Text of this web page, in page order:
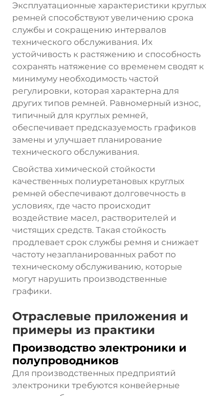
Эксплуатационные характеристики круглых
ремней способствуют увеличению срока
службы и сокращению интервалов
технического обслуживания. Их
устойчивость к растяжению и способность
сохранять натяжение со временем сводят к
минимуму необходимость частой
регулировки, которая характерна для
других типов ремней. Равномерный износ,
типичный для круглых ремней,
обеспечивает предсказуемость графиков
замены и улучшает планирование
технического обслуживания.
Свойства химической стойкости
качественных полиуретановых круглых
ремней обеспечивают долговечность в
условиях, где часто происходит
воздействие масел, растворителей и
чистящих средств. Такая стойкость
продлевает срок службы ремня и снижает
частоту незапланированных работ по
техническому обслуживанию, которые
могут нарушить производственные
графики.
Отраслевые приложения и
примеры из практики
Производство электроники и
полупроводников
Для производственных предприятий
электроники требуются конвейерные